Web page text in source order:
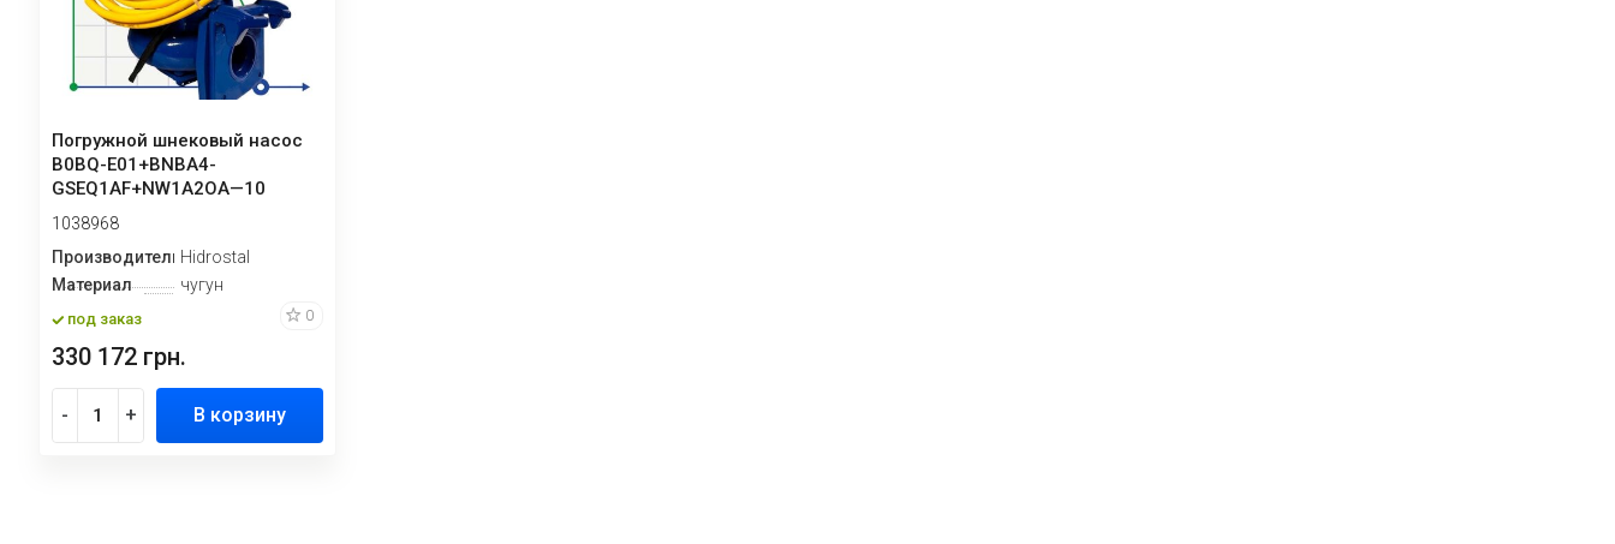
Погружной шнековый насос
B0BQ-E01+BNBA4-
GSEQ1AF+NW1A2OA—10
1038968
Производитель Hidrostal
Материал
чугун
под заказ 0
330 172 грн.
- + В корзину